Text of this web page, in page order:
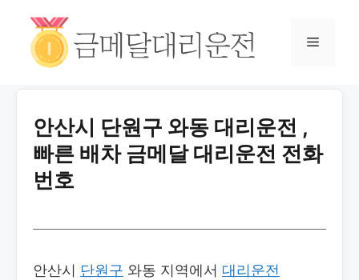
안산시 단원구 와동 대리운전 ,
빠른 배차 금메달 대리운전 전화
번호
안산시 단원구 와동 지역에서 대리운전